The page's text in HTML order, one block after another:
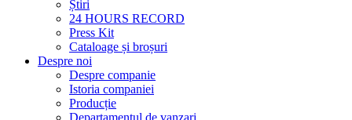
Știri
24 HOURS RECORD
Press Kit
Cataloage și broșuri
Despre noi
Despre companie
Istoria companiei
Producție
Departamentul de vanzari